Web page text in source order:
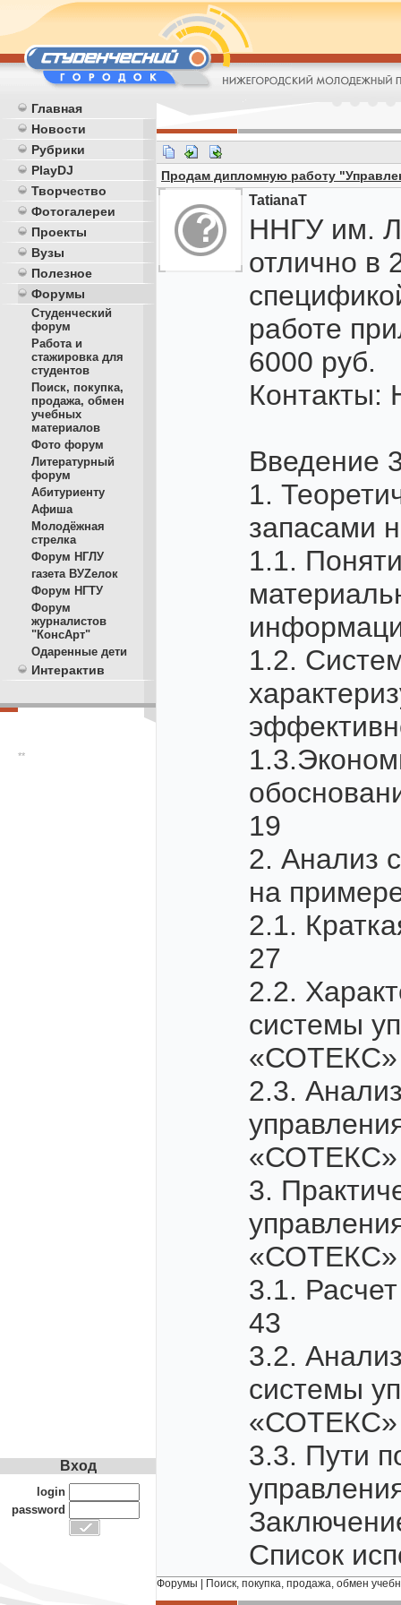
Главная
Новости
Рубрики
PlayDJ
Творчество
Фотогалереи
Проекты
Вузы
Полезное
Форумы
Студенческий
форум
Работа и
стажировка для
студентов
Поиск, покупка,
продажа, обмен
учебных
материалов
Фото форум
Литературный
форум
Абитуриенту
Афиша
Молодёжная
стрелка
Форум НГЛУ
газета ВУZелок
Форум НГТУ
Форум
журналистов
"КонсАрт"
Одаренные дети
Интерактив
**
Продам дипломную работу
TatianaT
ННГУ им.
отлично в
работе
6000 руб.
Контакты:
Введение
1.
запасами
1.1.
1.2.
19
2. Анализ
на
2.1.
27
2.2.
системы
«СОТЕКС»
2.3.
«СОТЕКС»
3.
«СОТЕКС»
3.1.
43
3.2.
системы
«СОТЕКС»
3.3. Пути
Список
Форумы Поиск, покупка, продажа, обмен
Вход
login
password